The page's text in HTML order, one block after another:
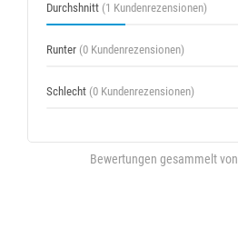
Durchshnitt (1 Kundenrezensionen)
Runter (0 Kundenrezensionen)
Schlecht (0 Kundenrezensionen)
Bewertungen gesammelt von